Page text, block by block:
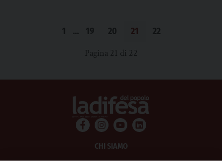
1 … 19 20 21 22
Pagina 21 di 22
CHI SIAMO